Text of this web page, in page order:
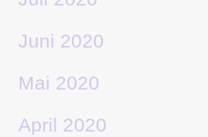
Juni 2020
Mai 2020
April 2020